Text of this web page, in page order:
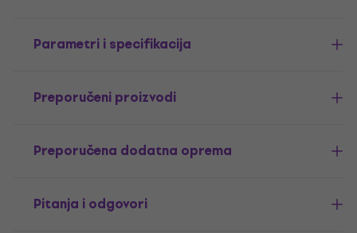
Parametri i specifikacija
Preporučeni proizvodi
Preporučena dodatna oprema
Pitanja i odgovori